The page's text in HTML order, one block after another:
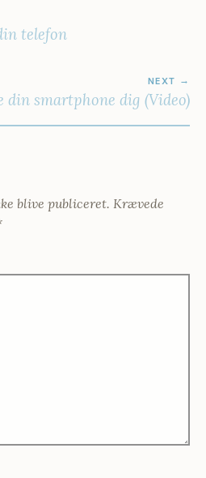
telefon
NEXT
din smartphone dig (Video)
blive publiceret. Krævede